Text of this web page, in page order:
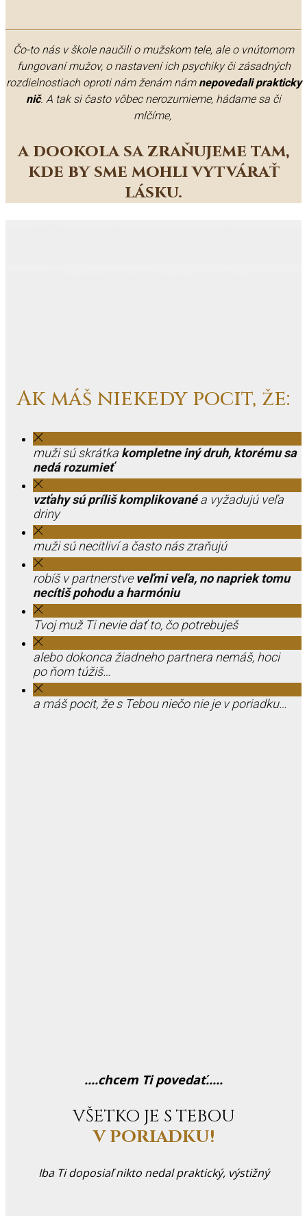
Čo-to nás v škole naučili o mužskom tele, ale o vnútornom
fungovaní mužov, o nastavení ich psychiky či zásadných
rozdielnostiach oproti nám ženám nám nepovedali prakticky
nič. A tak si často vôbec nerozumieme, hádame sa či
mlčíme,
a dookola sa zraňujeme tam,
kde by sme mohli vytvárať
lásku.
Ak máš niekedy pocit, že:
muži sú skrátka kompletne iný druh, ktorému sa
nedá rozumieť
vzťahy sú príliš komplikovanéa vyžadujú veľa
driny
muži sú necitliví a často nás zraňujú
robíš v partnerstveveľmi veľa, no napriek tomu
necítiš pohodu a harmóniu
Tvoj muž Ti nevie dať to, čo potrebuješ
alebo dokonca žiadneho partnera nemáš, hoci
po ňom túžiš…
a máš pocit, že s Tebou niečo nie je v poriadku…
....chcem Ti povedať.....
VŠETKO JE S TEBOU
V PORIADKU!
Iba Ti doposiaľ nikto nedal praktický, výstižný